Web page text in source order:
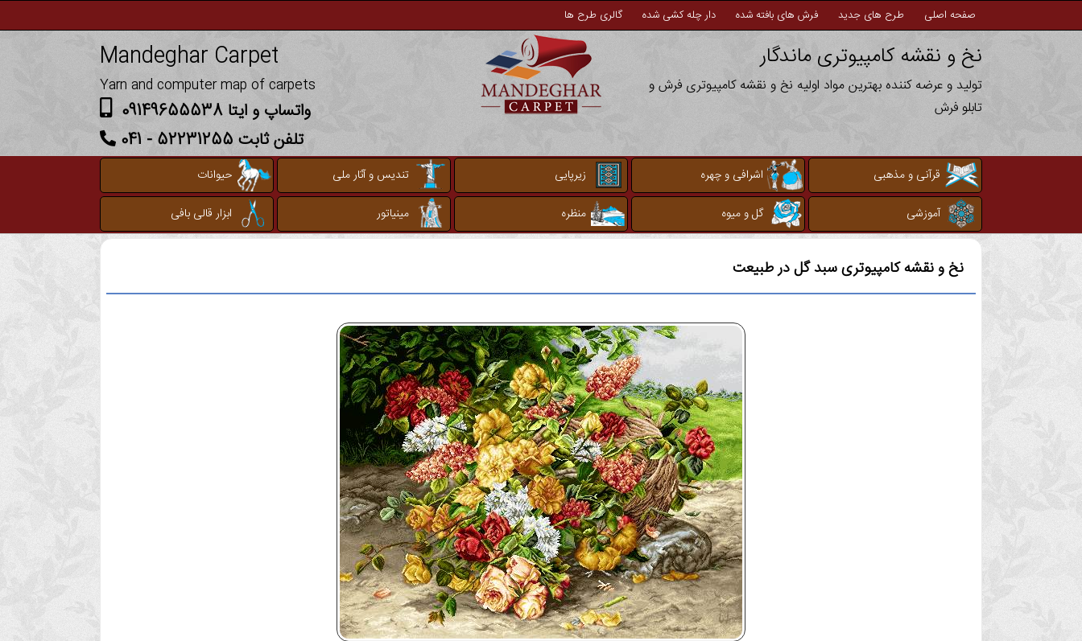
صفحه اصلی طرح های جدید فرش های بافته شده دار چله کشی شده گالری طرح ها
نخ و نقشه کامپیوتری ماندگار
تولید و عرضه کننده بهترین مواد اولیه نخ و نقشه کامپیوتری فرش و
تابلو فرش
Mandeghar Carpet
Yarn and computer map of carpets
واتساپ و ایتا 09149655538
تلفن ثابت 52231255 - 041
قرآنی و مذهبی اشرافی و چهره زیرپایی تندیس و آثار ملی
حیوانات
آموزشی
گل و میوه منظره مینیاتور ابزار قالی بافی
نخ و نقشه کامپیوتریسبد گل در طبیعت